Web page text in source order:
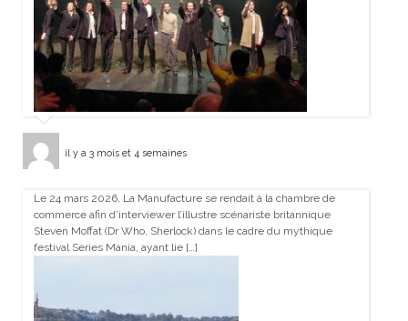
il y a 3 mois et 4 semaines
Le 24 mars 2026, La Manufacture se rendait à la chambre de
commerce afin d’interviewer l’illustre scénariste britannique
Steven Moffat (Dr Who, Sherlock) dans le cadre du mythique
festival Series Mania, ayant lie […]